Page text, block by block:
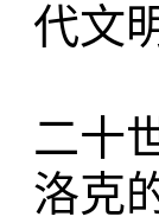
代文
二十
洛克